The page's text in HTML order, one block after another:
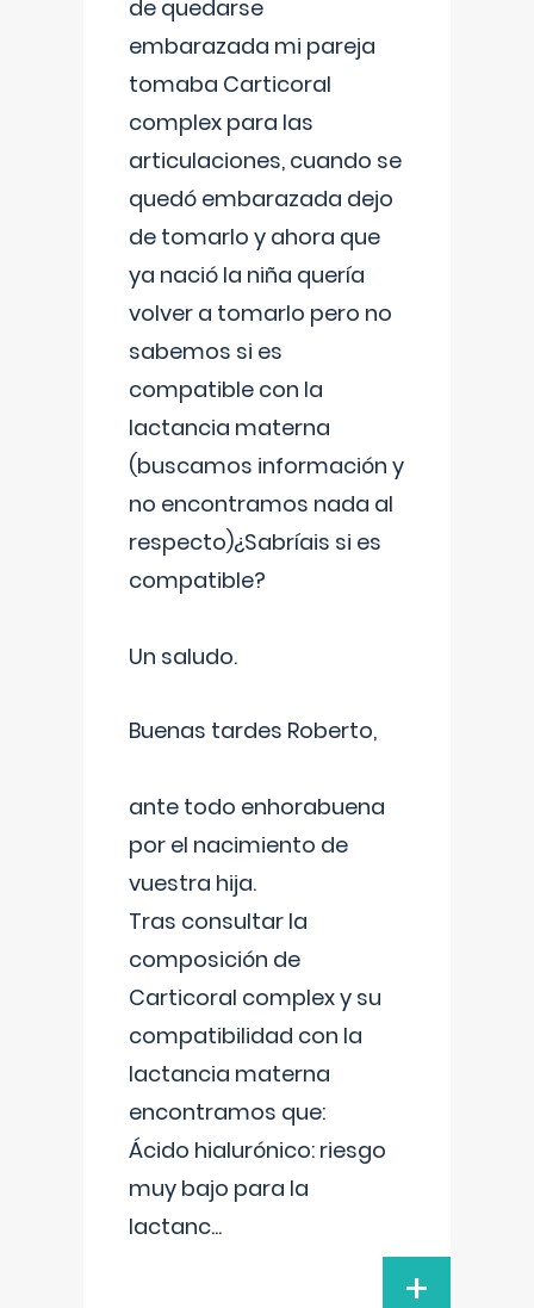
de quedarse
embarazada mi pareja
tomaba Carticoral
complex para las
articulaciones, cuando se
quedó embarazada dejo
de tomarlo y ahora que
ya nació la niña quería
volver a tomarlo pero no
sabemos si es
compatible con la
lactancia materna
(buscamos información y
no encontramos nada al
respecto)¿Sabríais si es
compatible?
Un saludo.
Buenas tardes Roberto,
ante todo enhorabuena
por el nacimiento de
vuestra hija.
Tras consultar la
composición de
Carticoral complex y su
compatibilidad con la
lactancia materna
encontramos que:
Ácido hialurónico: riesgo
muy bajo para la
lactanc...
+